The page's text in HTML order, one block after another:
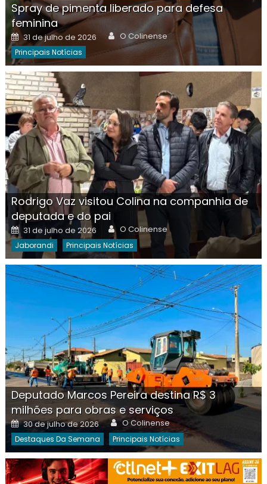
Spray de pimenta liberado para defesa
feminina
Posted
on
31 de julho de 2026 Author
O Colinense
Principais Notícias
Rodrigo Vaz visitou Colina na companhia de
deputada e do pai
Posted
on
31 de julho de 2026 Author
O Colinense
Jaborandi Principais Notícias
Deputado Marcos Pereira destina R$ 3
milhões para obras e serviços
Posted
on
30 de julho de 2026 Author
O Colinense
Destaques Da Semana Principais Notícias